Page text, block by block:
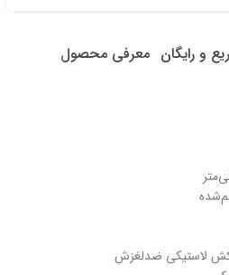
و رایگان معرفی محصول
لاستیکی ضدلغزش